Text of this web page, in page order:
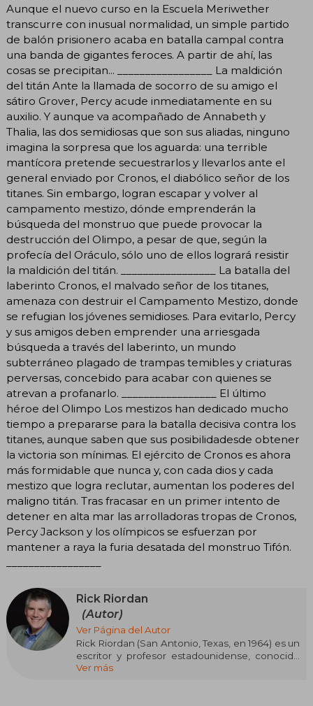
Aunque el nuevo curso en la Escuela Meriwether
transcurre con inusual normalidad, un simple partido
de balón prisionero acaba en batalla campal contra
una banda de gigantes feroces. A partir de ahí, las
cosas se precipitan... _________________ La maldición
del titán Ante la llamada de socorro de su amigo el
sátiro Grover, Percy acude inmediatamente en su
auxilio. Y aunque va acompañado de Annabeth y
Thalia, las dos semidiosas que son sus aliadas, ninguno
imagina la sorpresa que los aguarda: una terrible
mantícora pretende secuestrarlos y llevarlos ante el
general enviado por Cronos, el diabólico señor de los
titanes. Sin embargo, logran escapar y volver al
campamento mestizo, dónde emprenderán la
búsqueda del monstruo que puede provocar la
destrucción del Olimpo, a pesar de que, según la
profecía del Oráculo, sólo uno de ellos logrará resistir
la maldición del titán. _________________ La batalla del
laberinto Cronos, el malvado señor de los titanes,
amenaza con destruir el Campamento Mestizo, donde
se refugian los jóvenes semidioses. Para evitarlo, Percy
y sus amigos deben emprender una arriesgada
búsqueda a través del laberinto, un mundo
subterráneo plagado de trampas temibles y criaturas
perversas, concebido para acabar con quienes se
atrevan a profanarlo. _________________ El último
héroe del Olimpo Los mestizos han dedicado mucho
tiempo a prepararse para la batalla decisiva contra los
titanes, aunque saben que sus posibilidadesde obtener
la victoria son mínimas. El ejército de Cronos es ahora
más formidable que nunca y, con cada dios y cada
mestizo que logra reclutar, aumentan los poderes del
maligno titán. Tras fracasar en un primer intento de
detener en alta mar las arrolladoras tropas de Cronos,
Percy Jackson y los olímpicos se esfuerzan por
mantener a raya la furia desatada del monstruo Tifón.
Rick Riordan
(Autor)
Ver Página del Autor
Rick Riordan (San Antonio, Texas, en 1964) es un
escritor y profesor estadounidense, conocido
por su serie de novelas juveniles que combinan
Ver más